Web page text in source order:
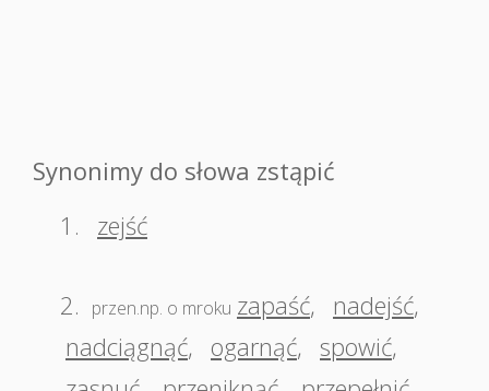
Synonimy do słowa zstąpić
1.
zejść
2. przen.np. o mroku zapaść, nadejść,
nadciągnąć, ogarnąć, spowić,